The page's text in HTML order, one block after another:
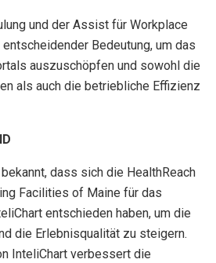
und der Assist für Workplace
Bedeutung, um das
auszuschöpfen und sowohl die
als auch die betriebliche Effizienz
dass sich die HealthReach
Facilities of Maine für das
entschieden haben, um die
die Erlebnisqualität zu steigern.
InteliChart verbessert die